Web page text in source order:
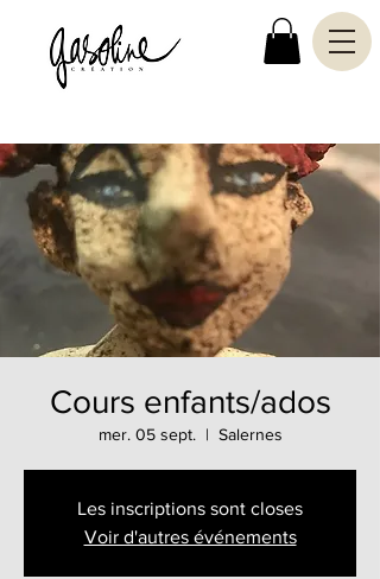
Cours enfants/ados
mer. 05 sept.
  |
Salernes
Les inscriptions sont closes
Voir d'autres événements